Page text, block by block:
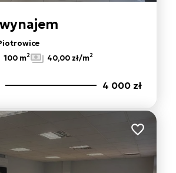
© OpenStreetMap contributors
100 m2 40,00 zł/m2
4 000 zł
Dodaj do